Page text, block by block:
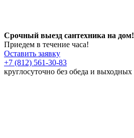
Срочный выезд сантехника на дом!
Приедем в течение часа!
Оставить заявку
+7 (812) 561-30-83
круглосуточно без обеда и выходных